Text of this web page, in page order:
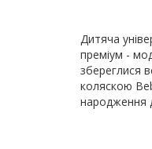
Дитяча
преміум -
збереглися
коляскою
народження